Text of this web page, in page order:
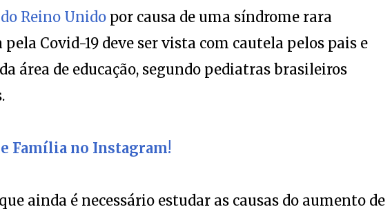
Reino Unidopor causa de uma síndrome rara
pela Covid-19 deve ser vista com cautela pelos pais e
área de educação, segundo pediatras brasileiros
Família no Instagram!
ainda é necessário estudar as causas do aumento de